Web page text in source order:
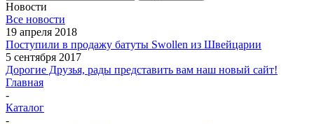
Новости
Все новости
19 апреля 2018
Поступили в продажу батуты Swollen из Швейцарии
5 сентября 2017
Дорогие Друзья, рады представить вам наш новый сайт!
Главная
-
Каталог
-